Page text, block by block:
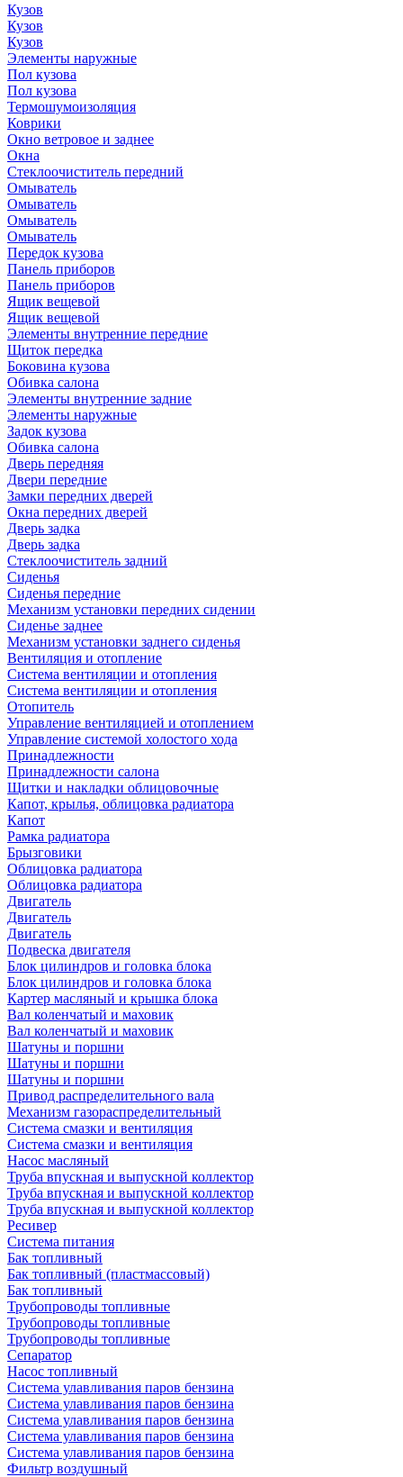
Кузов
Кузов
Кузов
Элементы наружные
Пол кузова
Пол кузова
Термошумоизоляция
Коврики
Окно ветровое и заднее
Окна
Стеклоочиститель передний
Омыватель
Омыватель
Омыватель
Омыватель
Передок кузова
Панель приборов
Панель приборов
Ящик вещевой
Ящик вещевой
Элементы внутренние передние
Щиток передка
Боковина кузова
Обивка салона
Элементы внутренние задние
Элементы наружные
Задок кузова
Обивка салона
Дверь передняя
Двери передние
Замки передних дверей
Окна передних дверей
Дверь задка
Дверь задка
Стеклоочиститель задний
Сиденья
Сиденья передние
Механизм установки передних сидении
Сиденье заднее
Механизм установки заднего сиденья
Вентиляция и отопление
Система вентиляции и отопления
Система вентиляции и отопления
Отопитель
Управление вентиляцией и отоплением
Управление системой холостого хода
Принадлежности
Принадлежности салона
Щитки и накладки облицовочные
Капот, крылья, облицовка радиатора
Капот
Рамка радиатора
Брызговики
Облицовка радиатора
Облицовка радиатора
Двигатель
Двигатель
Двигатель
Подвеска двигателя
Блок цилиндров и головка блока
Блок цилиндров и головка блока
Картер масляный и крышка блока
Вал коленчатый и маховик
Вал коленчатый и маховик
Шатуны и поршни
Шатуны и поршни
Шатуны и поршни
Привод распределительного вала
Механизм газораспределительный
Система смазки и вентиляция
Система смазки и вентиляция
Насос масляный
Труба впускная и выпускной коллектор
Труба впускная и выпускной коллектор
Труба впускная и выпускной коллектор
Ресивер
Система питания
Бак топливный
Бак топливный (пластмассовый)
Бак топливный
Трубопроводы топливные
Трубопроводы топливные
Трубопроводы топливные
Сепаратор
Насос топливный
Система улавливания паров бензина
Система улавливания паров бензина
Система улавливания паров бензина
Система улавливания паров бензина
Система улавливания паров бензина
Фильтр воздушный